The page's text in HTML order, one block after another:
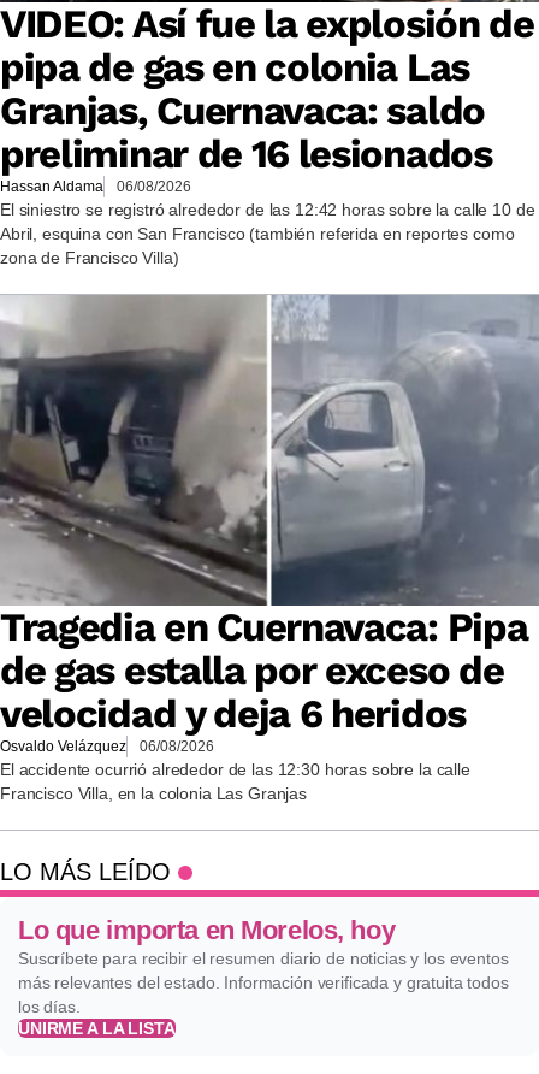
VIDEO: Así fue la explosión de
pipa de gas en colonia Las
Granjas, Cuernavaca: saldo
preliminar de 16 lesionados
Hassan Aldama 06/08/2026
El siniestro se registró alrededor de las 12:42 horas sobre la calle 10 de
Abril, esquina con San Francisco (también referida en reportes como
zona de Francisco Villa)
Tragedia en Cuernavaca: Pipa
de gas estalla por exceso de
velocidad y deja 6 heridos
Osvaldo Velázquez 06/08/2026
El accidente ocurrió alrededor de las 12:30 horas sobre la calle
Francisco Villa, en la colonia Las Granjas
LO MÁS LEÍDO
Lo que importa en Morelos, hoy
Suscríbete para recibir el resumen diario de noticias y los eventos
más relevantes del estado. Información verificada y gratuita todos
los días.
UNIRME A LA LISTA